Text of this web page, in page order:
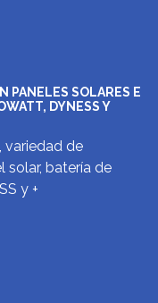
PANELES SOLARES E
DYNESS Y
variedad de
solar, batería de
y +